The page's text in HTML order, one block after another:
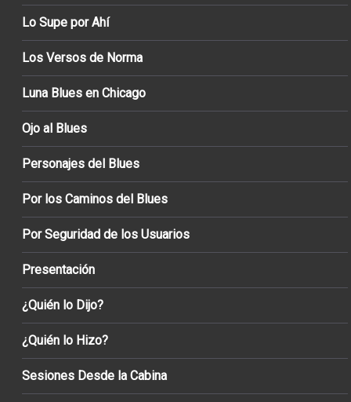
Lo Supe por Ahí
Los Versos de Norma
Luna Blues en Chicago
Ojo al Blues
Personajes del Blues
Por los Caminos del Blues
Por Seguridad de los Usuarios
Presentación
¿Quién lo Dijo?
¿Quién lo Hizo?
Sesiones Desde la Cabina